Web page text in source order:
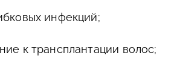
инфекций;
к трансплантации волос;